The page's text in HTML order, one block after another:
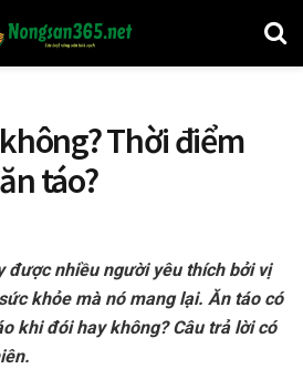
Thời điểm
táo?
được nhiều người yêu thích bởi vị
khỏe mà nó mang lại. Ăn táo có
khi đói hay không? Câu trả lời có